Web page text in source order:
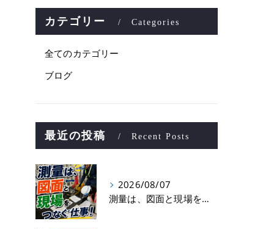
カテゴリー Categories
全てのカテゴリー
ブログ
最近の投稿 Recent Posts
2026/08/07
測量は、図面と現場をつなぐ仕事！